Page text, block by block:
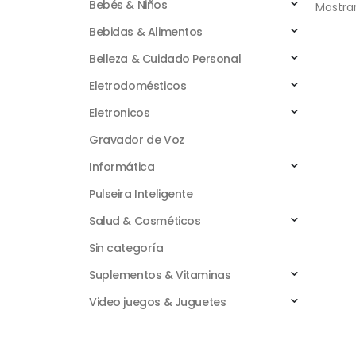
Bebés & Niños
Bebidas & Alimentos
Belleza & Cuidado Personal
Eletrodomésticos
Eletronicos
Gravador de Voz
Informática
Pulseira Inteligente
Salud & Cosméticos
Sin categoría
Suplementos & Vitaminas
Video juegos & Juguetes